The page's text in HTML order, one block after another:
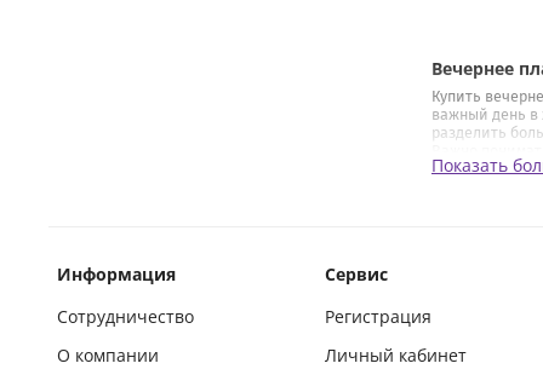
Вечернее
Купить
важный день в
разделить
Будучи
Начиная
варианты для
Традиция
стране, но и
Показать
Информация
Сотрудничество
О компании
Сервис
Регистрация
Личный кабинет